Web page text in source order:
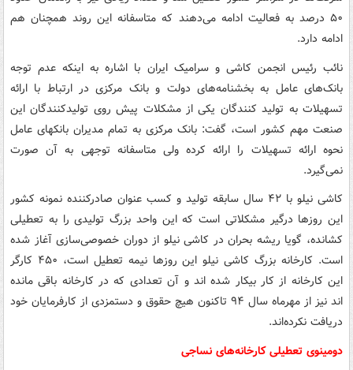
۵۰ درصد به فعالیت ادامه می‌دهند که متاسفانه این روند همچنان هم
ادامه دارد.
نائب رئیس انجمن کاشی و سرامیک ایران با اشاره به اینکه عدم توجه
بانک‌های عامل به بخشنامه‌های دولت و بانک مرکزی در ارتباط با ارائه
تسهیلات به تولید کنندگان یکی از مشکلات پیش روی تولیدکنندگان این
صنعت مهم کشور است، گفت: بانک مرکزی به تمام مدیران بانکهای عامل
نحوه ارائه تسهیلات را ارائه کرده ولی متاسفانه توجهی به آن صورت
نمی‌گیرد.
کاشی نیلو با ۴۲ سال سابقه تولید و کسب عنوان صادرکننده نمونه کشور
این روزها درگیر مشکلاتی است که این واحد بزرگ تولیدی را به تعطیلی
کشانده، گویا ریشه بحران در کاشی نیلو از دوران خصوصی‌سازی آغاز شده
است. کارخانه بزرگ کاشی نیلو این روزها نیمه تعطیل است، ۴۵۰ کارگر
این کارخانه از کار بیکار شده اند و آن تعدادی که در کارخانه باقی مانده
اند نیز از مهرماه سال ۹۴ تاکنون هیچ حقوق و دستمزدی از کارفرمایان خود
دریافت نکرده‌اند.
دومینوی تعطیلی کارخانه‌های نساجی